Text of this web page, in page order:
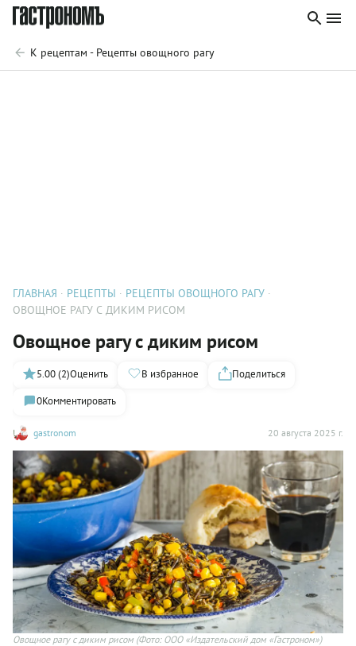
К рецептам - Рецепты овощного рагу
ГЛАВНАЯ РЕЦЕПТЫ
РЕЦЕПТЫ ОВОЩНОГО РАГУ
ОВОЩНОЕ РАГУ С ДИКИМ РИСОМ
Овощное рагу с диким рисом
gastronom 20 августа 2025 г.
5.00 (2)Оценить В избранное
Поделиться
0Комментировать
Овощное рагу с диким рисом (Фото: ООО «Издательский дом «Гастроном»)